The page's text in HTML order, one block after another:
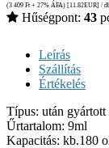
(3 409 Ft + 27% ÁFA) [11.82EUR] /
Hűségpont: 43
Leírás
Szállítás
Értékelés
Típus: után gyártott
Űrtartalom: 9ml
Kapacitás: kb.180